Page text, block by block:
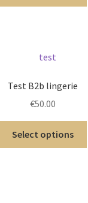
Test B2b lingerie
€50.00
Select options